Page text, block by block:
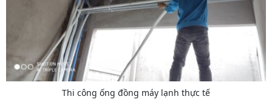
Thi công ống đồng máy lạnh thực tế